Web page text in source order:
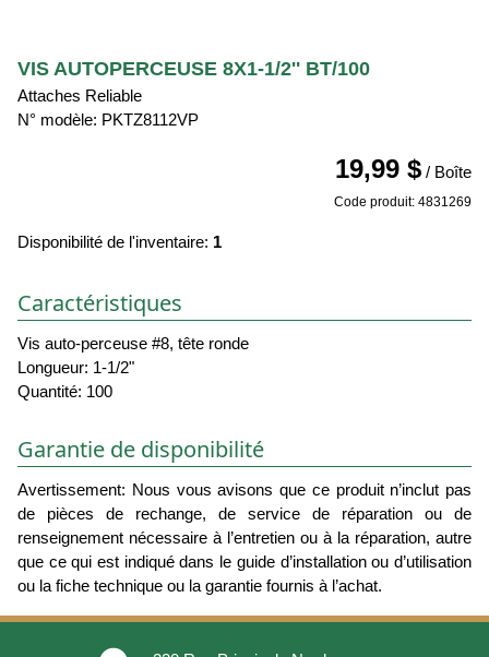
VIS AUTOPERCEUSE 8X1-1/2'' BT/100
Attaches Reliable
N° modèle: PKTZ8112VP
19,99 $ / Boîte
Code produit: 4831269
Disponibilité de l'inventaire: 1
Caractéristiques
Vis auto-perceuse #8, tête ronde
Longueur: 1-1/2"
Quantité: 100
Garantie de disponibilité
Avertissement: Nous vous avisons que ce produit n’inclut pas
de pièces de rechange, de service de réparation ou de
renseignement nécessaire à l’entretien ou à la réparation, autre
que ce qui est indiqué dans le guide d’installation ou d’utilisation
ou la fiche technique ou la garantie fournis à l’achat.